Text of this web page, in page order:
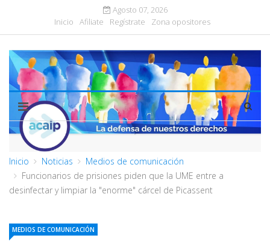
Agosto 07, 2026
Inicio
Afiliate Regístrate Zona opositores
Inicio Noticias
Medios de comunicación
Funcionarios de prisiones piden que la UME entre a
desinfectar y limpiar la "enorme" cárcel de Picassent
MEDIOS DE COMUNICACIÓN